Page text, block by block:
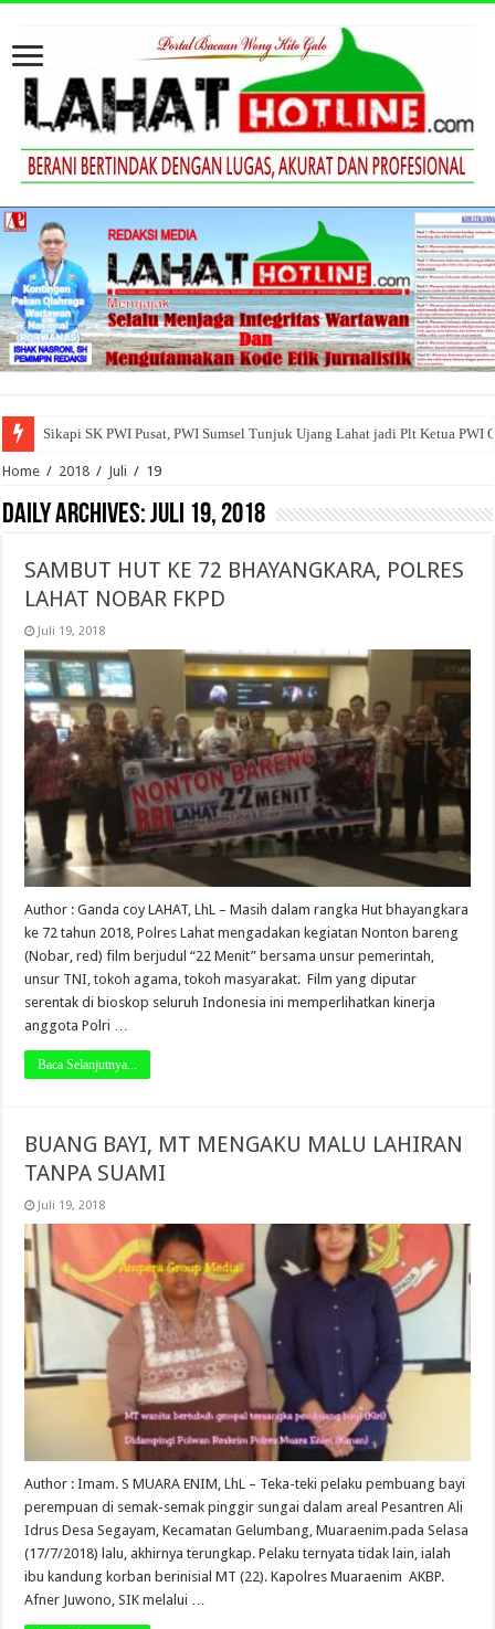
Sikapi SK PWI Pusat, PWI Sumsel Tunjuk Ujang Lahat jadi Plt Ketua PWI
Home / 2018 / Juli / 19
Daily Archives:Juli 19, 2018
SAMBUT HUT KE 72 BHAYANGKARA, POLRES
LAHAT NOBAR FKPD
Juli 19, 2018
Author : Ganda coy LAHAT, LhL – Masih dalam rangka Hut bhayangkara
ke 72 tahun 2018, Polres Lahat mengadakan kegiatan Nonton bareng
(Nobar, red) film berjudul “22 Menit” bersama unsur pemerintah,
unsur TNI, tokoh agama, tokoh masyarakat. Film yang diputar
serentak di bioskop seluruh Indonesia ini memperlihatkan kinerja
anggota Polri …
Baca Selanjutnya...
BUANG BAYI, MT MENGAKU MALU LAHIRAN
TANPA SUAMI
Juli 19, 2018
Author : Imam. S MUARA ENIM, LhL – Teka-teki pelaku pembuang bayi
perempuan di semak-semak pinggir sungai dalam areal Pesantren Ali
Idrus Desa Segayam, Kecamatan Gelumbang, Muaraenim.pada Selasa
(17/7/2018) lalu, akhirnya terungkap. Pelaku ternyata tidak lain, ialah
ibu kandung korban berinisial MT (22). Kapolres Muaraenim AKBP.
Afner Juwono, SIK melalui …